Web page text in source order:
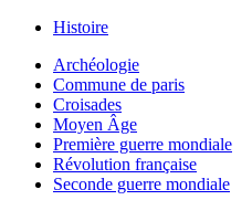
Histoire
Archéologie
Commune de paris
Croisades
Moyen Âge
Première guerre mondiale
Révolution française
Seconde guerre mondiale